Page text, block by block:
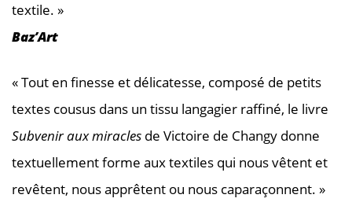
textile. »
Baz’Art
« Tout en finesse et délicatesse, composé de petits
textes cousus dans un tissu langagier raffiné, le livre
Subvenir aux miracles de Victoire de Changy donne
textuellement forme aux textiles qui nous vêtent et
revêtent, nous apprêtent ou nous caparaçonnent. »